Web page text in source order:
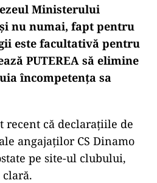
Ministerului
nu numai, fapt pentru
este facultativă pentru
PUTEREA să elimine
încompetența sa
recent că declarațiile de
angajaților CS Dinamo
pe site-ul clubului,
clară.